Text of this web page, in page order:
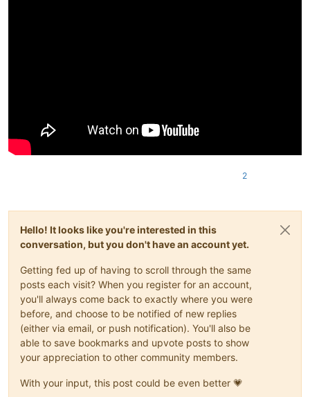
2
Hello! It looks like you're interested in this
conversation, but you don't have an account yet.
Getting fed up of having to scroll through the same
posts each visit? When you register for an account,
you'll always come back to exactly where you were
before, and choose to be notified of new replies
(either via email, or push notification). You'll also be
able to save bookmarks and upvote posts to show
your appreciation to other community members.
With your input, this post could be even better 💗